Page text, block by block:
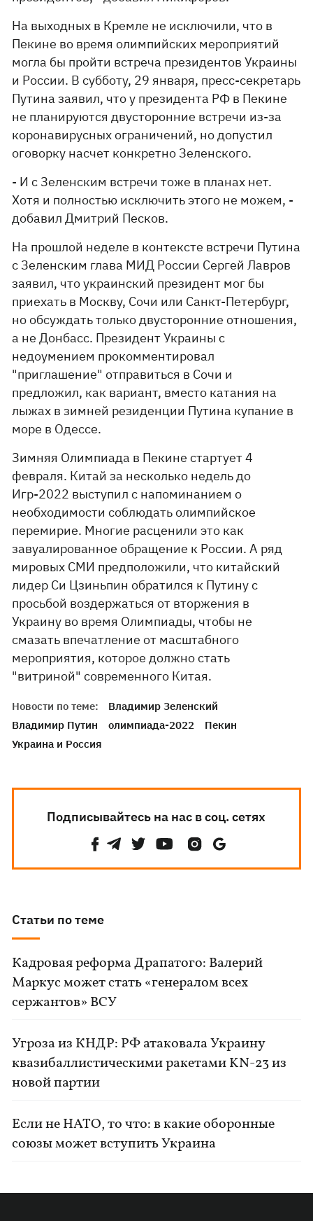
На выходных в Кремле не исключили, что в
Пекине во время олимпийских мероприятий
могла бы пройти встреча президентов Украины
и России. В субботу, 29 января, пресс-секретарь
Путина заявил, что у президента РФ в Пекине
не планируются двусторонние встречи из-за
коронавирусных ограничений, но допустил
оговорку насчет конкретно Зеленского.
- И с Зеленским встречи тоже в планах нет.
Хотя и полностью исключить этого не можем, -
добавил Дмитрий Песков.
На прошлой неделе в контексте встречи Путина
с Зеленским глава МИД России Сергей Лавров
заявил, что украинский президент мог бы
приехать в Москву, Сочи или Санкт-Петербург,
но обсуждать только двусторонние отношения,
а не Донбасс. Президент Украины с
недоумением прокомментировал
"приглашение" отправиться в Сочи и
предложил, как вариант, вместо катания на
лыжах в зимней резиденции Путина купание в
море в Одессе.
Зимняя Олимпиада в Пекине стартует 4
февраля. Китай за несколько недель до
Игр-2022 выступил с напоминанием о
необходимости соблюдать олимпийское
перемирие. Многие расценили это как
завуалированное обращение к России. А ряд
мировых СМИ предположили, что китайский
лидер Си Цзиньпин обратился к Путину с
просьбой воздержаться от вторжения в
Украину во время Олимпиады, чтобы не
смазать впечатление от масштабного
мероприятия, которое должно стать
"витриной" современного Китая.
Новости по теме:
Владимир Зеленский
Владимир Путин
олимпиада-2022
Пекин
Украина и Россия
Подписывайтесь на нас в соц. сетях
Статьи по теме
Кадровая реформа Драпатого: Валерий
Маркус может стать «генералом всех
сержантов» ВСУ
Угроза из КНДР: РФ атаковала Украину
квазибаллистическими ракетами KN-23 из
новой партии
Если не НАТО, то что: в какие оборонные
союзы может вступить Украина